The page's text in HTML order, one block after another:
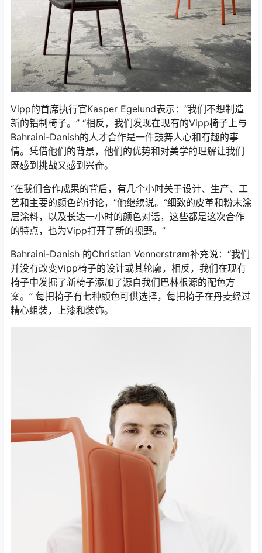
Vipp的首席执行官Kasper Egelund表示：“我们不想制造
新的铝制椅子。” “相反，我们发现在现有的Vipp椅子上与
Bahraini-Danish的人才合作是一件鼓舞人心和有趣的事
情。凭借他们的背景，他们的优势和对美学的理解让我们
既感到挑战又感到兴奋。
“在我们合作成果的背后，有几个小时关于设计、生产、工
艺和主要的颜色的讨论，”他继续说。“细致的皮革和粉末涂
层涂料，以及长达一小时的颜色对话，这些都是这次合作
的特点，也为Vipp打开了新的视野。”
Bahraini-Danish 的Christian Vennerstrøm补充说：“我们
并没有改变Vipp椅子的设计或其轮廓，相反，我们在现有
椅子中发掘了新椅子添加了源自我们巴林根源的配色方
案。” 每把椅子有七种颜色可供选择，每把椅子在丹麦经过
精心组装，上漆和装饰。